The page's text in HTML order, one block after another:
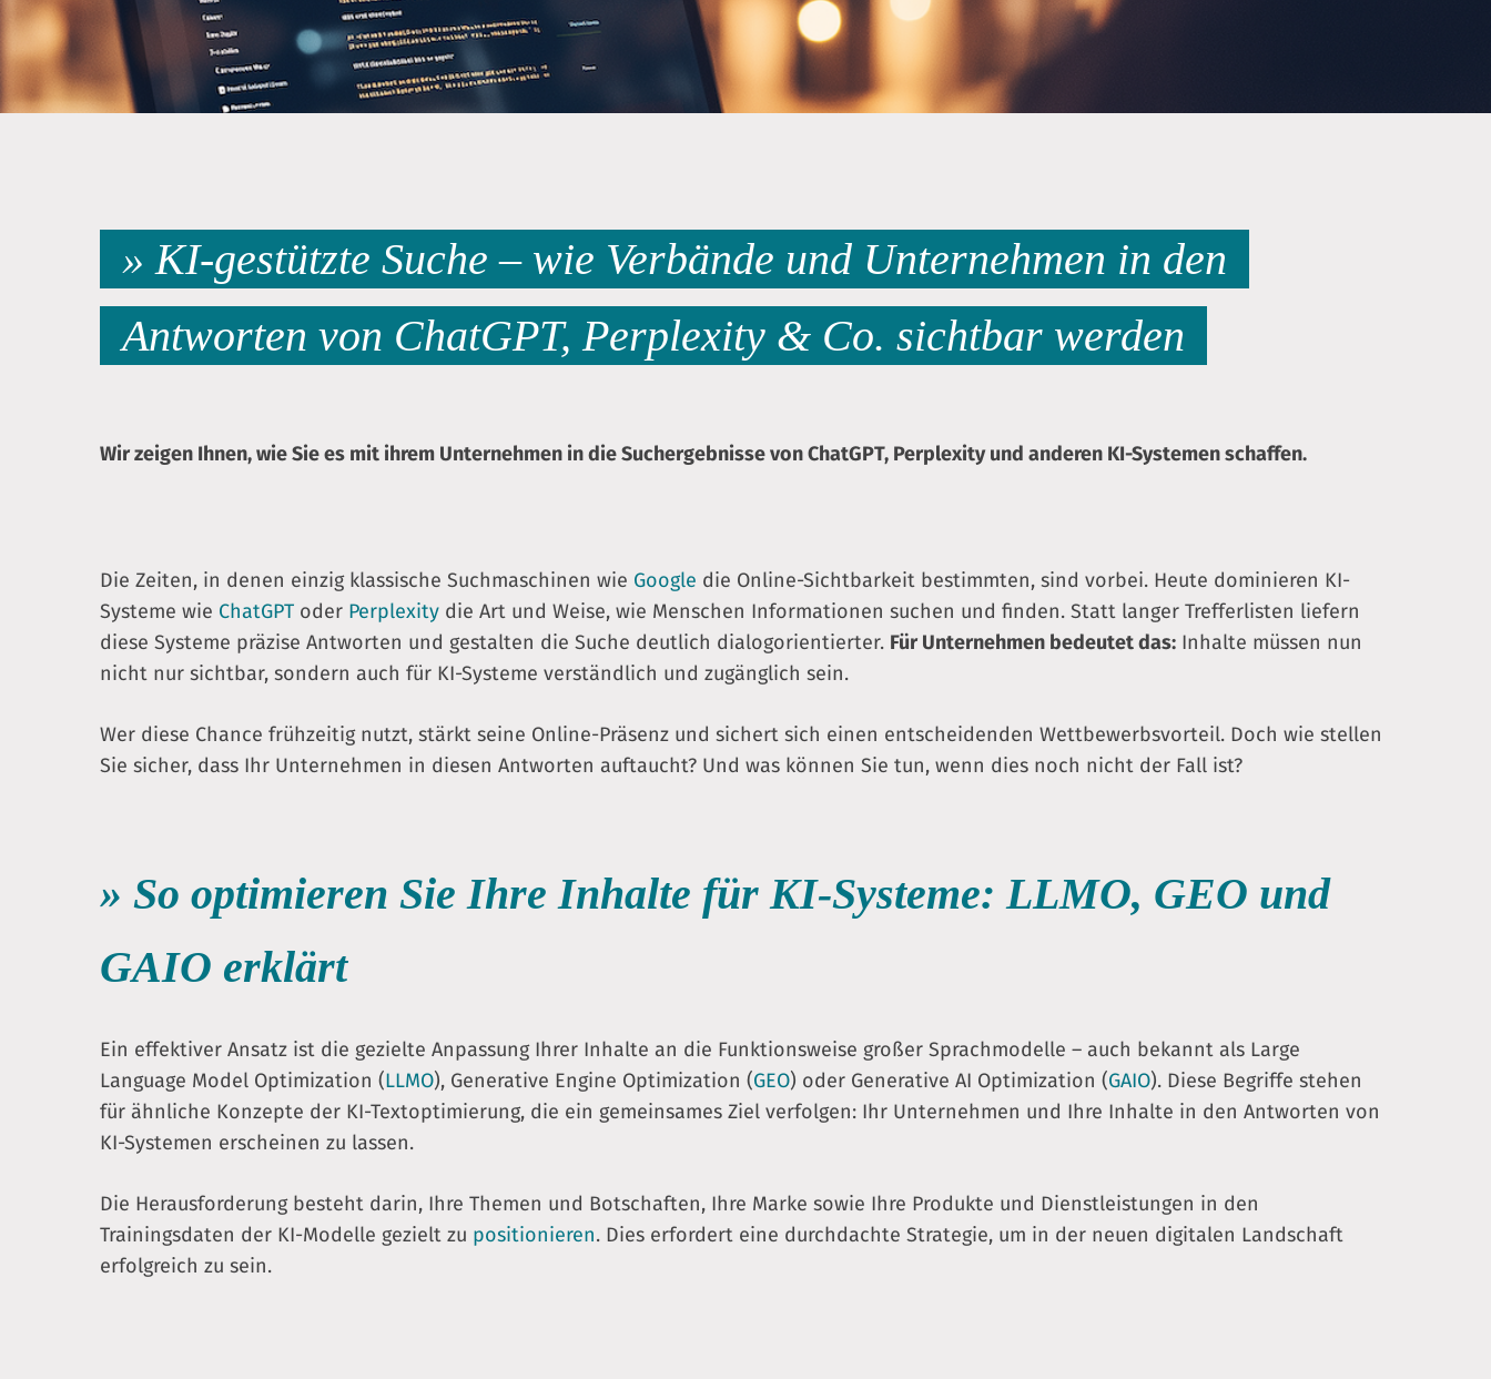
zum
Zugänglichkeitsmenü
» KI-gestützte Suche – wie Verbände und Unternehmen in den
Antworten von ChatGPT, Perplexity & Co. sichtbar werden
Wir zeigen Ihnen, wie Sie es mit ihrem Unternehmen in die Suchergebnisse von ChatGPT, Perplexity und anderen KI-Systemen schaffen.
Die Zeiten, in denen einzig klassische Suchmaschinen wie Google die Online-Sichtbarkeit bestimmten, sind vorbei. Heute dominieren KI-
Systeme wie ChatGPT oder Perplexity die Art und Weise, wie Menschen Informationen suchen und finden. Statt langer Trefferlisten liefern
diese Systeme präzise Antworten und gestalten die Suche deutlich dialogorientierter. Für Unternehmen bedeutet das: Inhalte müssen nun
nicht nur sichtbar, sondern auch für KI-Systeme verständlich und zugänglich sein.
Wer diese Chance frühzeitig nutzt, stärkt seine Online-Präsenz und sichert sich einen entscheidenden Wettbewerbsvorteil. Doch wie stellen
Sie sicher, dass Ihr Unternehmen in diesen Antworten auftaucht? Und was können Sie tun, wenn dies noch nicht der Fall ist?
» So optimieren Sie Ihre Inhalte für KI-Systeme: LLMO, GEO und
GAIO erklärt
Ein effektiver Ansatz ist die gezielte Anpassung Ihrer Inhalte an die Funktionsweise großer Sprachmodelle – auch bekannt als Large
Language Model Optimization (LLMO), Generative Engine Optimization (GEO) oder Generative AI Optimization (GAIO). Diese Begriffe stehen
für ähnliche Konzepte der KI-Textoptimierung, die ein gemeinsames Ziel verfolgen: Ihr Unternehmen und Ihre Inhalte in den Antworten von
KI-Systemen erscheinen zu lassen.
Die Herausforderung besteht darin, Ihre Themen und Botschaften, Ihre Marke sowie Ihre Produkte und Dienstleistungen in den
Trainingsdaten der KI-Modelle gezielt zu positionieren. Dies erfordert eine durchdachte Strategie, um in der neuen digitalen Landschaft
erfolgreich zu sein.